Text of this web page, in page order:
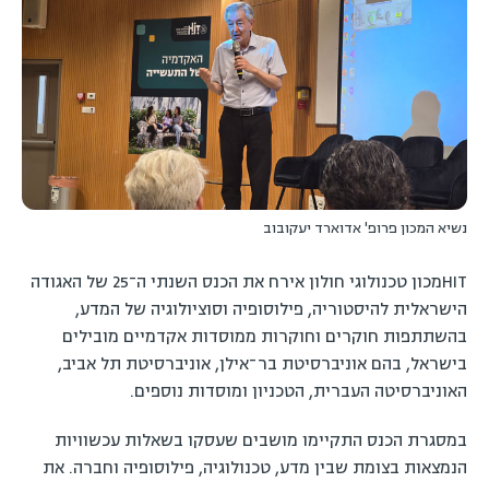
נשיא המכון פרופ' אדוארד יעקובוב
HITמכון טכנולוגי חולון אירח את הכנס השנתי ה־25 של האגודה
הישראלית להיסטוריה, פילוסופיה וסוציולוגיה של המדע,
בהשתתפות חוקרים וחוקרות ממוסדות אקדמיים מובילים
בישראל, בהם אוניברסיטת בר־אילן, אוניברסיטת תל אביב,
האוניברסיטה העברית, הטכניון ומוסדות נוספים.
במסגרת הכנס התקיימו מושבים שעסקו בשאלות עכשוויות
הנמצאות בצומת שבין מדע, טכנולוגיה, פילוסופיה וחברה. את